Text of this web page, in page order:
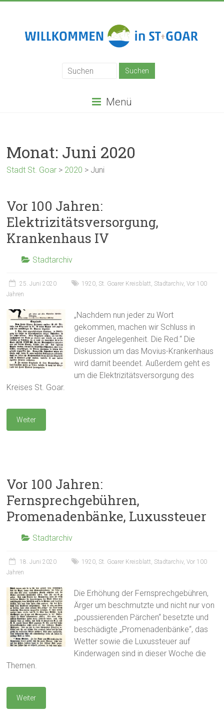
Menü
Monat: Juni 2020
Stadt St. Goar > 2020 > Juni
Vor 100 Jahren:
Elektrizitätsversorgung,
Krankenhaus IV
Stadtarchiv
25. Juni 2020 1920, St. Goarer Kreisblatt, Stadtarchiv,Vor 100
Jahren
„Nachdem nun jeder zu Wort
gekommen, machen wir Schluss in
dieser Angelegenheit. Die Red.“ Die
Diskussion um das Movius-Krankenhaus
wird damit beendet. Außerdem geht es
um die Elektrizitätsversorgung des
Kreises St. Goar.
Weiter
Vor 100 Jahren:
Fernsprechgebühren,
Promenadenbänke, Luxussteuer
Stadtarchiv
18. Juni 2020 1920, St. Goarer Kreisblatt, Stadtarchiv,Vor 100
Jahren
Die Erhöhung der Fernsprechgebühren,
Ärger um beschmutzte und nicht nur von
„poussierenden Pärchen“ besetzte und
beschädigte „Promenadenbänke“, das
Wetter sowie die Luxussteuer auf
Kinderwagen sind in dieser Woche die
Themen.
Weiter